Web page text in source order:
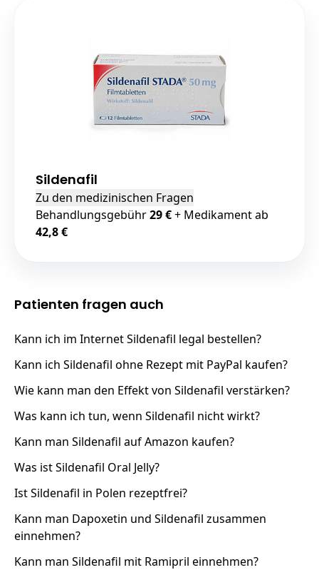
Sildenafil
Zu den medizinischen Fragen
Behandlungsgebühr29 €+ Medikament ab
42,8 €
Patienten fragen auch
Kann ich im Internet Sildenafil legal bestellen?
Kann ich Sildenafil ohne Rezept mit PayPal kaufen?
Wie kann man den Effekt von Sildenafil verstärken?
Was kann ich tun, wenn Sildenafil nicht wirkt?
Kann man Sildenafil auf Amazon kaufen?
Was ist Sildenafil Oral Jelly?
Ist Sildenafil in Polen rezeptfrei?
Kann man Dapoxetin und Sildenafil zusammen
einnehmen?
Kann man Sildenafil mit Ramipril einnehmen?